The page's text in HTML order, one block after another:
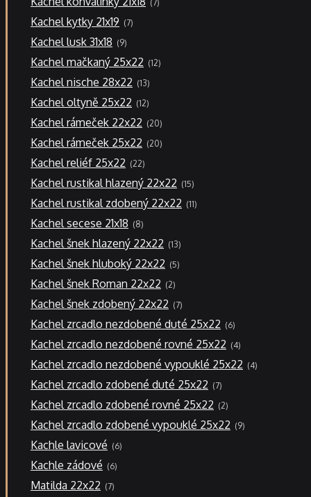
7
produktů
Kachel kytky 21x19 77
produktů
Kachel lusk 31x18 99
produktů
Kachel mačkaný 25x22 1212
produktů
Kachel nische 28x22 1313
produktů
Kachel oltyně 25x22 1212
produktů
Kachel rámeček 22x22 2020
produktů
Kachel rámeček 25x22 2020
produktů
Kachel reliéf 25x22 2222
produktů
Kachel rustikal hlazený 22x22 1515
produktů
Kachel rustikal zdobený 22x22 1111
produktů
Kachel secese 21x18 88
produktů
Kachel šnek hlazený 22x22 1313
produktů
Kachel šnek hluboký 22x22 55
produktů
Kachel šnek Roman 22x22 22
produkty
Kachel šnek zdobený 22x22 77
produktů
Kachel zrcadlo nezdobené duté 25x22 66
produktů
Kachel zrcadlo nezdobené rovné 25x22 44
produkty
Kachel zrcadlo nezdobené vypouklé 25x22 44
produkty
Kachel zrcadlo zdobené duté 25x22 77
produktů
Kachel zrcadlo zdobené rovné 25x22 22
produkty
Kachel zrcadlo zdobené vypouklé 25x22 99
produktů
Kachle lavicové 66
produktů
Kachle zádové 66
produktů
Matilda 22x22 77
produktů